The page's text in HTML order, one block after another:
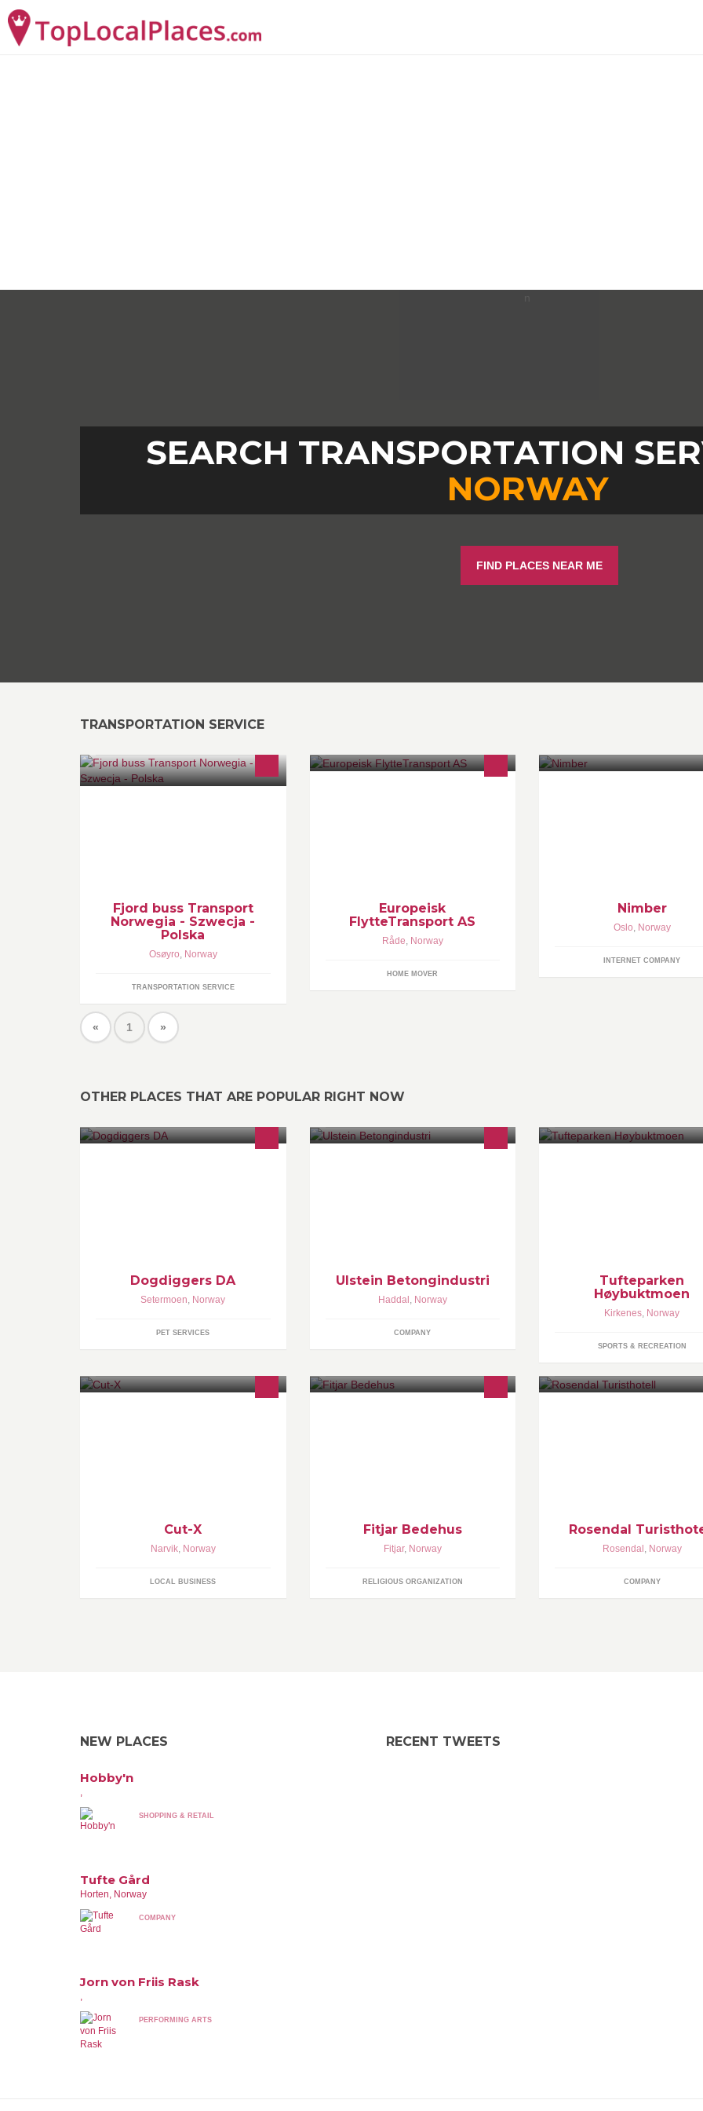
SEARCH TRANSPORTATION
NORWAY
FIND PLACES NEAR ME
TRANSPORTATION SERVICE
Fjord buss Transport
Norwegia - Szwecja -
Polska
Osøyro, Norway
TRANSPORTATION SERVICE
Europeisk
FlytteTransport AS
Råde, Norway
HOME MOVER
Nimber
Oslo, Norway
INTERNET COMPANY
« 1 »
OTHER PLACES THAT ARE POPULAR RIGHT NOW
Dogdiggers DA
Setermoen, Norway
PET SERVICES
Ulstein Betongindustri
Haddal , Norway
COMPANY
Tufteparken
Høybuktmoen
Kirkenes, Norway
SPORTS & RECREATION
Cut-X
Narvik, Norway
LOCAL BUSINESS
velkommen!
Fitjar Bedehus
Fitjar, Norway
RELIGIOUS ORGANIZATION
Rosendal
Rosendal , Norway
COMPANY
NEW PLACES
Hobby'n
,
SHOPPING & RETAIL
Tufte Gård
Horten, Norway
COMPANY
Jorn von Friis Rask
,
PERFORMING ARTS
RECENT TWEETS